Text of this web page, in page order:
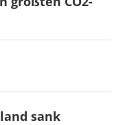
sank